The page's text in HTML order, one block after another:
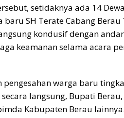
setidaknya ada 14
baru SH Terate Cabang
kondusif dengan
keamanan selama acara
warga baru
langsung, Bupati
Kabupaten Berau lainnya.